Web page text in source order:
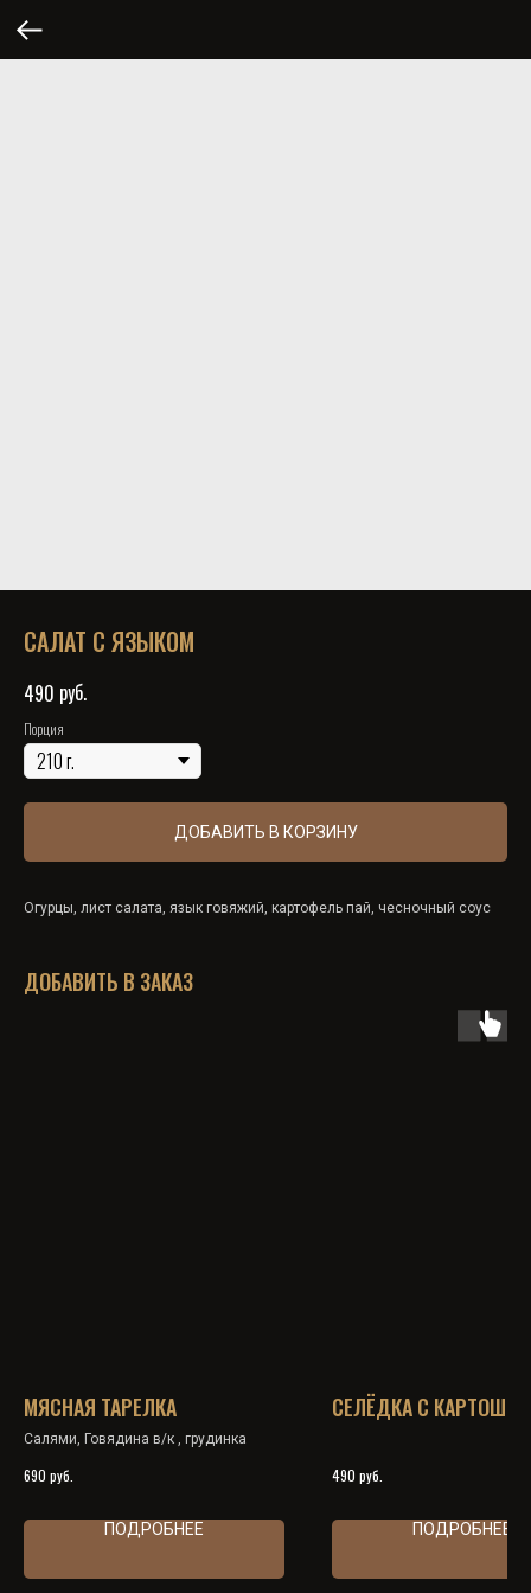
САЛАТ С ЯЗЫКОМ
490 руб.
Порция
ДОБАВИТЬ В КОРЗИНУ
Огурцы, лист салата, язык говяжий, картофель пай, чесночный соус
ДОБАВИТЬ В ЗАКАЗ
МЯСНАЯ ТАРЕЛКА
Салями, Говядина в/к , грудинка
690 руб.
ПОДРОБНЕЕ
СЕЛЁДКА С
490 руб.
ПОДРОБНЕЕ